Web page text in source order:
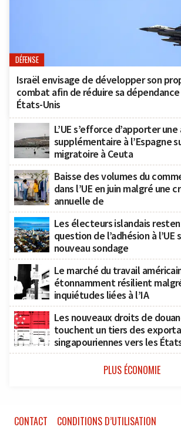
DÉFENSE
Israël envisage de développer son
combat afin de réduire sa
États-Unis
L’UE s’efforce d’apporter
supplémentaire à l’Espagne
migratoire à Ceuta
Baisse des volumes du
dans l’UE en juin malgré une
annuelle de
Les électeurs islandais
question de l’adhésion à l’UE
nouveau sondage
Le marché du travail
étonnamment résilient
inquiétudes liées à l’IA
Les nouveaux droits de
touchent un tiers des
singapouriennes vers les
PLUS ÉCONOMIE
CONTACT CONDITIONS D’UTILISATION